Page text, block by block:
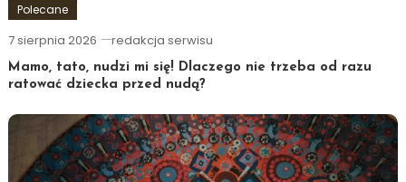
Polecane
7 sierpnia 2026 redakcja serwisu
Mamo, tato, nudzi mi się! Dlaczego nie trzeba od razu
ratować dziecka przed nudą?